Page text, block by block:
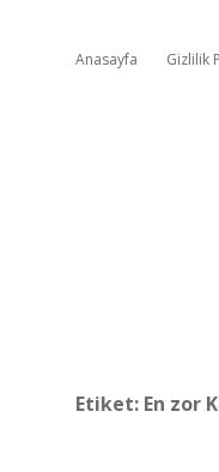
Anasayfa Gizlilik
Etiket: En zor